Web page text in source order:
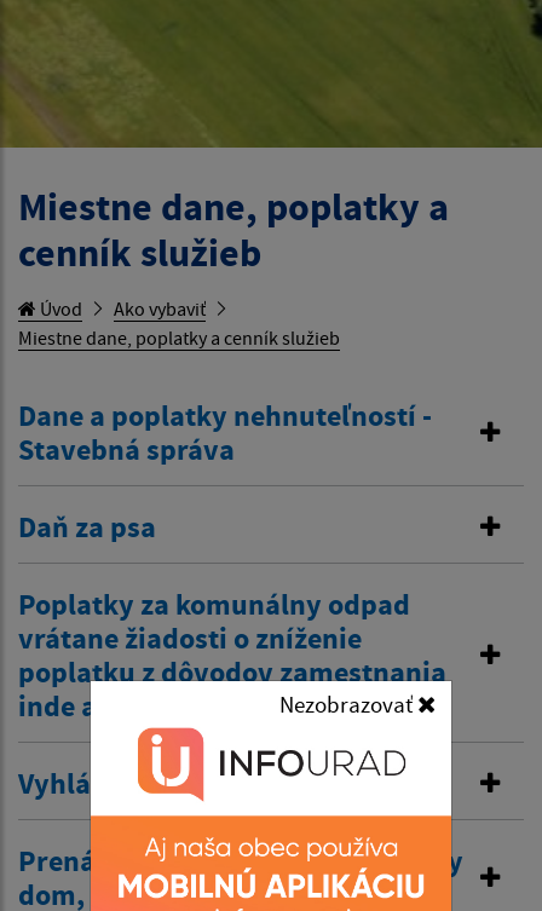
Nezobrazovať
Miestne dane, poplatky a
cenník služieb
Úvod
Ako vybaviť
Miestne dane, poplatky a cenník služieb
Dane a poplatky nehnuteľností -
Stavebná správa
Daň za psa
Poplatky za komunálny odpad
vrátane žiadosti o zníženie
poplatku z dôvodov zamestnania
inde a tiež zťp atď.
Vyhlásenie v miestnom rozhlase
Prenájom nehnuteľností /kultúrny
dom, …/